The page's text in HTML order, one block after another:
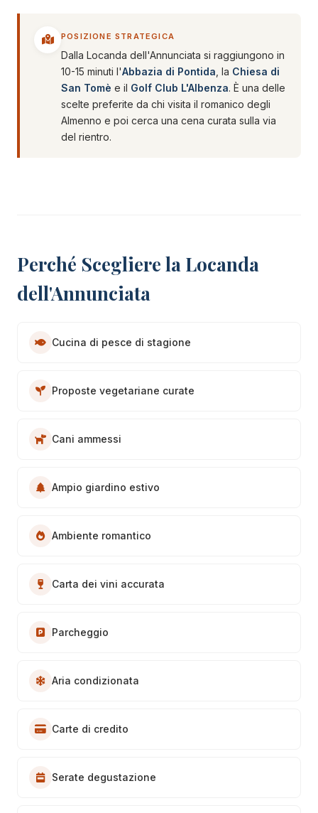
POSIZIONE STRATEGICA
Dalla Locanda dell'Annunciata si raggiungono in
10-15 minuti l'Abbazia di Pontida , la Chiesa di
San Tomè e il Golf Club L'Albenza. È una delle
scelte preferite da chi visita il romanico degli
Almenno e poi cerca una cena curata sulla via
del rientro.
Perché Scegliere la Locanda
dell'Annunciata
Cucina di pesce di stagione
Proposte vegetariane curate
Cani ammessi
Ampio giardino estivo
Ambiente romantico
Carta dei vini accurata
Parcheggio
Aria condizionata
Carte di credito
Serate degustazione